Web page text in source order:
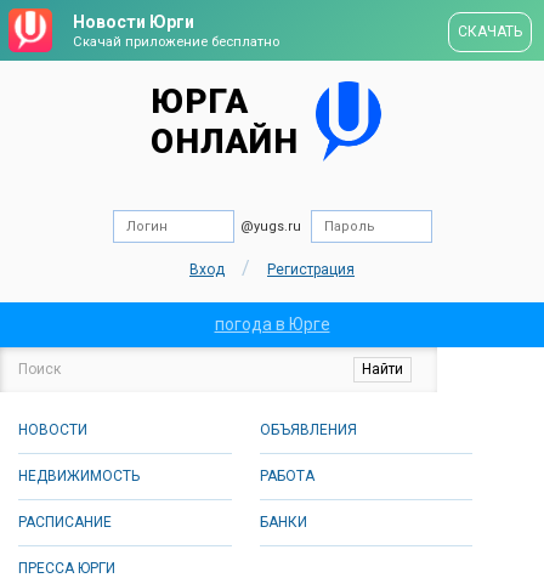
Новости Юрги
Скачай приложение бесплатно
СКАЧАТЬ
ЮРГА
ОНЛАЙН
@yugs.ru
Вход / Регистрация
погода в Юрге
НОВОСТИ ОБЪЯВЛЕНИЯ
НЕДВИЖИМОСТЬ РАБОТА
РАСПИСАНИЕ БАНКИ
ПРЕССА ЮРГИ